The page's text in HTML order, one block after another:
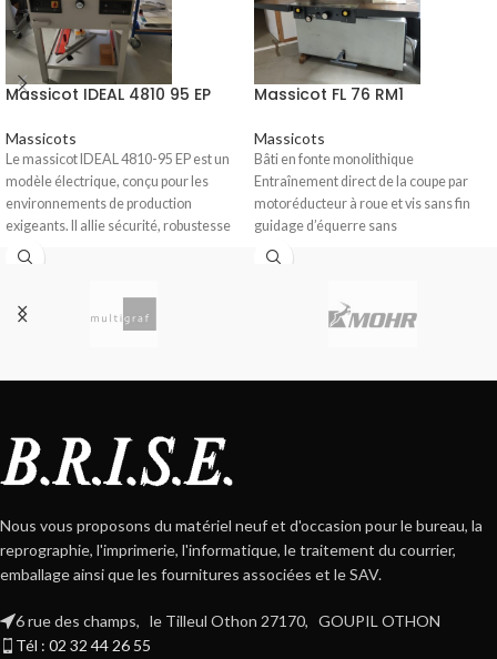
Massicot IDEAL 4810 95 EP
Massicots
Le massicot IDEAL 4810-95 EP est un
modèle électrique, conçu pour les
environnements de production
exigeants. Il allie sécurité, robustesse
Massicot FL 76 RM1
Massicots
Bâti en fonte monolithique
Entraînement direct de la coupe par
motoréducteur à roue et vis sans fin
guidage d’équerre sans
Nous vous proposons du matériel neuf et d'occasion pour le bureau, la
reprographie, l'imprimerie, l'informatique, le traitement du courrier,
emballage ainsi que les fournitures associées et le SAV.
6 rue des champs, le Tilleul Othon 27170, GOUPIL OTHON
Tél : 02 32 44 26 55